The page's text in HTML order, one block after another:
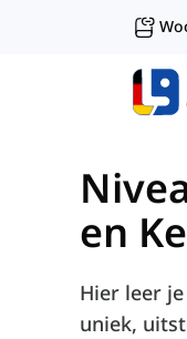
en
Hier leer
uniek,